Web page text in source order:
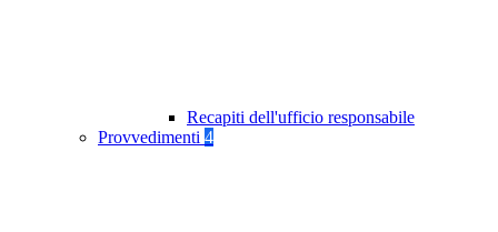
Recapiti dell'ufficio responsabile
Provvedimenti 4